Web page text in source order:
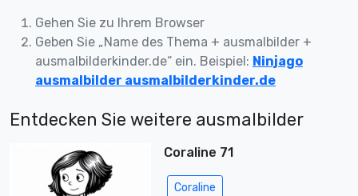
Gehen Sie zu Ihrem Browser
Geben Sie „Name des Thema + ausmalbilder +
ausmalbilderkinder.de“ ein. Beispiel: Ninjago
ausmalbilder ausmalbilderkinder.de
Entdecken Sie weitere ausmalbilder
Coraline 71
Coraline